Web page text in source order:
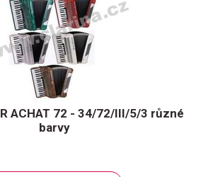
ACHAT 72 - 34/72/III/5/3 různé
barvy